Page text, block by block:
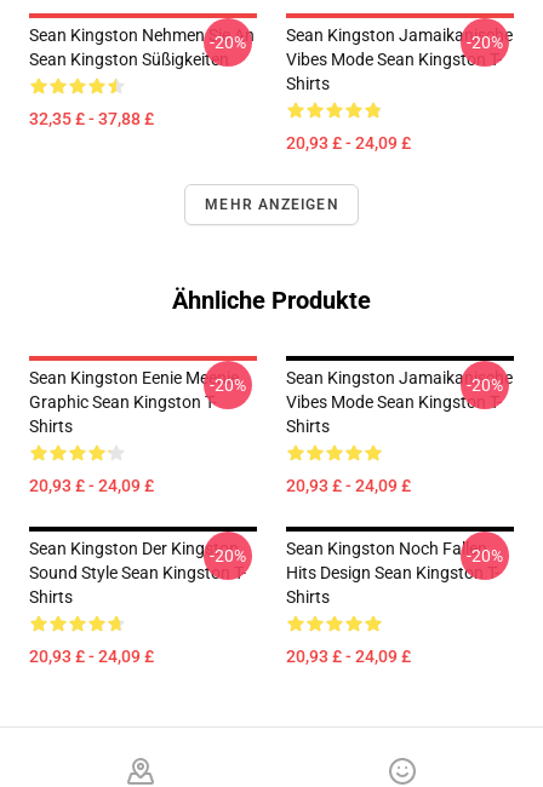
Sean Kingston Nehmen Sie An
Sean Kingston Süßigkeiten
32,35 £ - 37,88 £
-20%
Sean Kingston Jamaikanische
Vibes Mode Sean Kingston T-
Shirts
20,93 £ - 24,09 £
-20%
MEHR ANZEIGEN
Ähnliche Produkte
Sean Kingston Eenie Meenie
Graphic Sean Kingston T-
Shirts
20,93 £ - 24,09 £
-20%
Sean Kingston Jamaikanische
Vibes Mode Sean Kingston T-
Shirts
20,93 £ - 24,09 £
-20%
Sean Kingston Der Kingston
Sound Style Sean Kingston T-
Shirts
20,93 £ - 24,09 £
-20%
Sean Kingston Noch Fallen
Hits Design Sean Kingston T-
Shirts
20,93 £ - 24,09 £
-20%